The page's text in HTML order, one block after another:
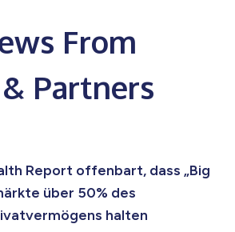
From
Partners
Report offenbart, dass „Big
über 50% des
halten